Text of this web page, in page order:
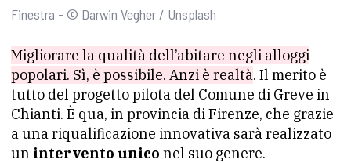
Finestra - © Darwin Vegher / Unsplash
Migliorare la qualità dell’abitare negli alloggi
popolari. Sì, è possibile. Anzi è realtà. Il merito è
tutto del progetto pilota del Comune di Greve in
Chianti. È qua, in provincia di Firenze, che grazie
a una riqualificazione innovativa sarà realizzato
un intervento unico nel suo genere.